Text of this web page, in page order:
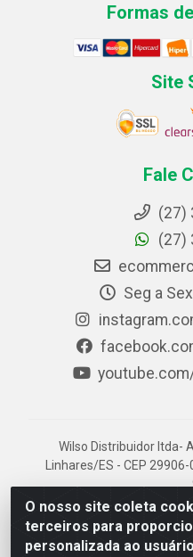
O nosso site coleta
terceiros para
personalizada ao
Formas
Site
Fale
(27)
(27)
Seg a
Wilso Distribuidor ltda-
Linhares/ES - CEP